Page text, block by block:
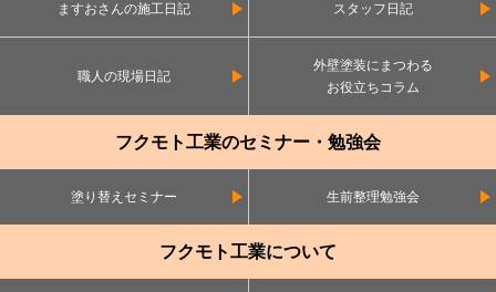
ますおさんの施工日記 スタッフ日記
職人の現場日記
外壁塗装にまつわる
お役立ちコラム
フクモト工業のセミナー・勉強会
塗り替えセミナー 生前整理勉強会
フクモト工業について